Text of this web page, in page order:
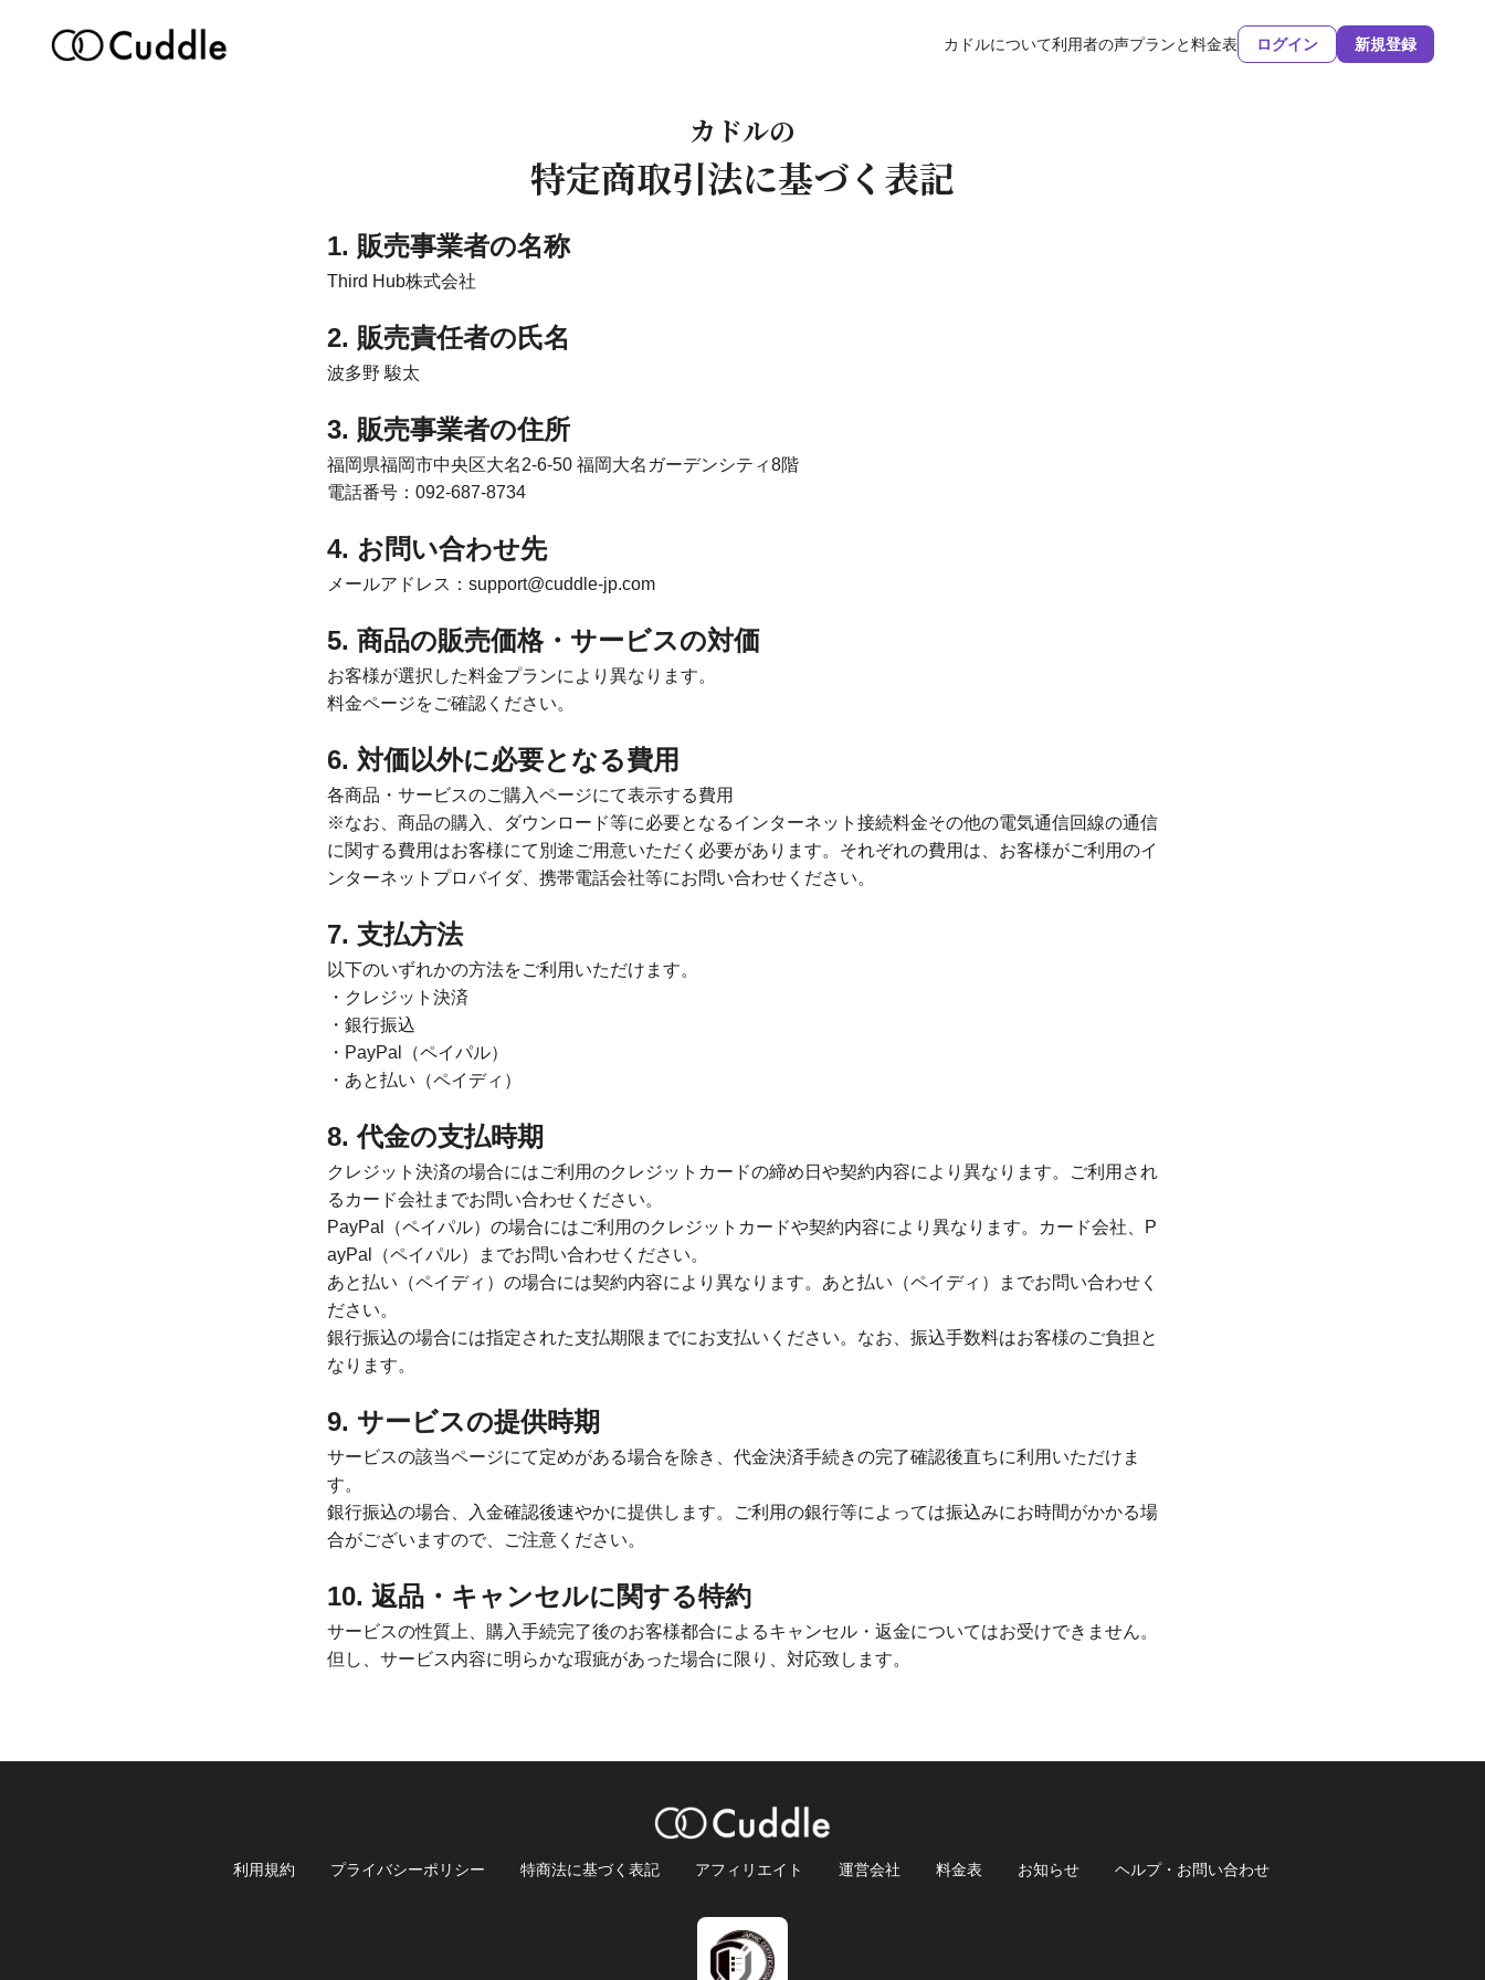
カドルについて利用者の声プランと料金表 ログイン 新規登録
カドル(
C
u
の
特定商取引法に基づく表記
1. 販売事業者の名称
Third Hub株式会社
2. 販売責任者の氏名
波多野 駿太
3. 販売事業者の住所
福岡県福岡市中央区大名2-6-50 福岡大名ガーデンシティ8階
電話番号：092-687-8734
4. お問い合わせ先
メールアドレス：support@cuddle-jp.com
5. 商品の販売価格・サービスの対価
お客様が選択した料金プランにより異なります。
料金ページをご確認ください。
6. 対価以外に必要となる費用
各商品・サービスのご購入ページにて表示する費用
※なお、商品の購入、ダウンロード等に必要となるインターネット接続料金その他の電気通信回線の通信
に関する費用はお客様にて別途ご用意いただく必要があります。それぞれの費用は、お客様がご利用のイ
ンターネットプロバイダ、携帯電話会社等にお問い合わせください。
7. 支払方法
以下のいずれかの方法をご利用いただけます。
・クレジット決済
・銀行振込
・PayPal（ペイパル）
・あと払い（ペイディ）
8. 代金の支払時期
クレジット決済の場合にはご利用のクレジットカードの締め日や契約内容により異なります。ご利用され
るカード会社までお問い合わせください。
PayPal（ペイパル）の場合にはご利用のクレジットカードや契約内容により異なります。カード会社、P
ayPal（ペイパル）までお問い合わせください。
あと払い（ペイディ）の場合には契約内容により異なります。あと払い（ペイディ）までお問い合わせく
ださい。
銀行振込の場合には指定された支払期限までにお支払いください。なお、振込手数料はお客様のご負担と
なります。
9. サービスの提供時期
サービスの該当ページにて定めがある場合を除き、代金決済手続きの完了確認後直ちに利用いただけま
す。
銀行振込の場合、入金確認後速やかに提供します。ご利用の銀行等によっては振込みにお時間がかかる場
合がございますので、ご注意ください。
10. 返品・キャンセルに関する特約
サービスの性質上、購入手続完了後のお客様都合によるキャンセル・返金についてはお受けできません。
但し、サービス内容に明らかな瑕疵があった場合に限り、対応致します。
利用規約 プライバシーポリシー 特商法に基づく表記 アフィリエイト 運営会社 料金表 お知らせ ヘルプ・お問い合わせ